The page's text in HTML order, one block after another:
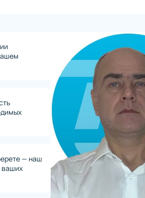
— наш
ваших